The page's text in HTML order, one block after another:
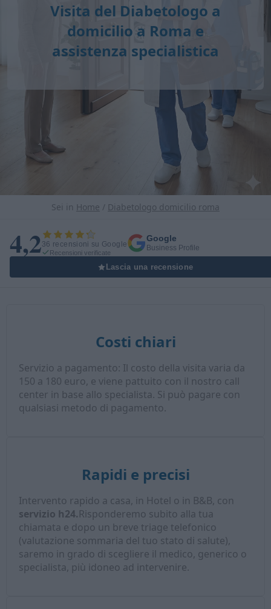
Visita del Diabetologo a
domicilio a Roma e
assistenza specialistica
Sei in Home / Diabetologo domicilio roma
4,236 recensioni su Google
Recensioni verificate
Google
Business Profile
Lascia una recensione
Costi chiari
Servizio a pagamento: Il costo della visita varia da
150 a 180 euro, e viene pattuito con il nostro call
center in base allo specialista. Si può pagare con
qualsiasi metodo di pagamento.
Rapidi e precisi
Intervento rapido a casa, in Hotel o in B&B, con
servizio h24.Risponderemo subito alla tua
chiamata e dopo un breve triage telefonico
(valutazione sommaria del tuo stato di salute),
saremo in grado di scegliere il medico, generico o
specialista, più idoneo ad intervenire.